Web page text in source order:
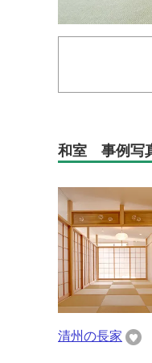
和室 事例写
清州の長家